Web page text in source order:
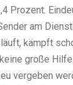
Prozent.
am
kämpft
große
vergeben